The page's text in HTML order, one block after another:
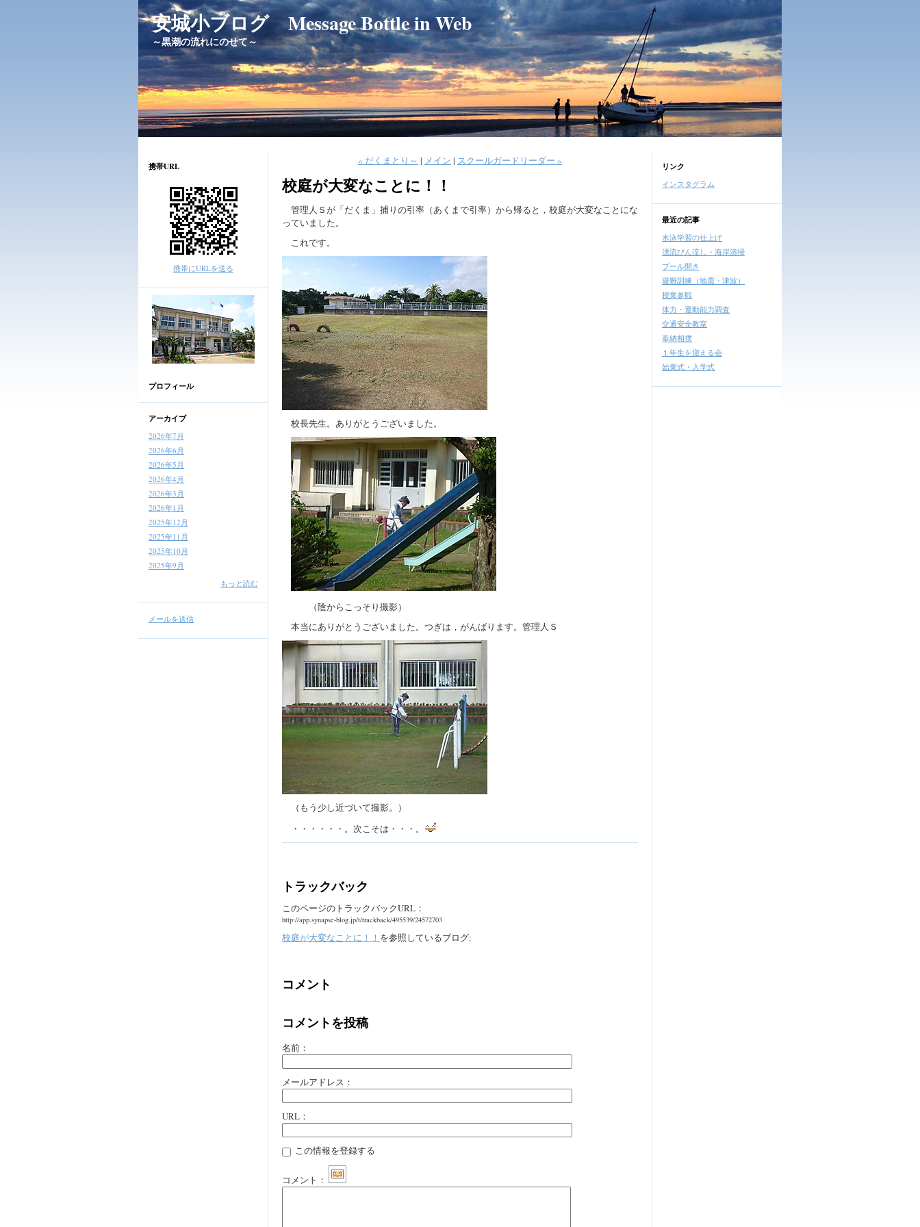
安城小ブログ Message Bottle in Web
～黒潮の流れにのせて～
携帯URL
携帯にURLを送る
プロフィール
アーカイブ
2026年7月
2026年6月
2026年5月
2026年4月
2026年3月
2026年1月
2025年12月
2025年11月
2025年10月
2025年9月
もっと読む
メールを送信
« だくまとり～ | メイン | スクールガードリーダー »
校庭が大変なことに！！
管理人Ｓが「だくま」捕りの引率（あくまで引率）から帰ると，校庭が大変なことにな
っていました。
これです。
校長先生。ありがとうございました。
（陰からこっそり撮影）
本当にありがとうございました。つぎは，がんばります。管理人Ｓ
（もう少し近づいて撮影。）
・・・・・・。次こそは・・・。
トラックバック
このページのトラックバックURL：
http://app.synapse-blog.jp/t/trackback/495539/24572703
校庭が大変なことに！！ を参照しているブログ:
コメント
コメントを投稿
名前：
メールアドレス：
URL：
この情報を登録する
コメント：
リンク
インスタグラム
最近の記事
水泳学習の仕上げ
漂流びん流し・海岸清掃
プール開き
避難訓練（地震・津波）
授業参観
体力・運動能力調査
交通安全教室
奉納相撲
１年生を迎える会
始業式・入学式